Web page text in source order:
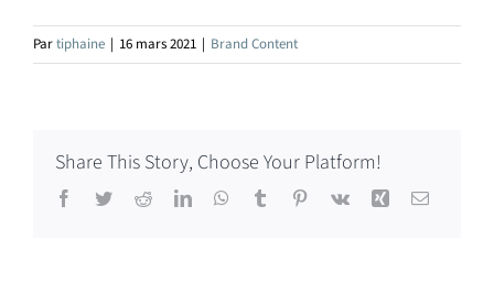
Partiphaine | 16 mars 2021 | Brand Content
Share This Story, Choose Your Platform!
Facebook
TwitterRedditLinkedInWhatsApp
Tumblr Pinterest
Vk Xing Email